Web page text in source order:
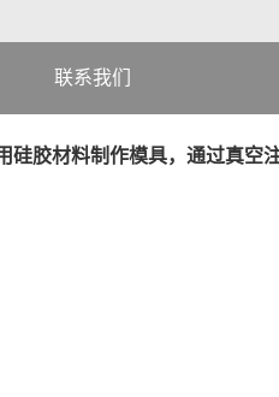
联系我们
胶材料制作模具，通过真空